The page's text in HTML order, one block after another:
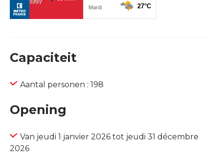
Capaciteit
Aantal personen : 198
Opening
Van jeudi 1 janvier 2026 tot jeudi 31 décembre
2026